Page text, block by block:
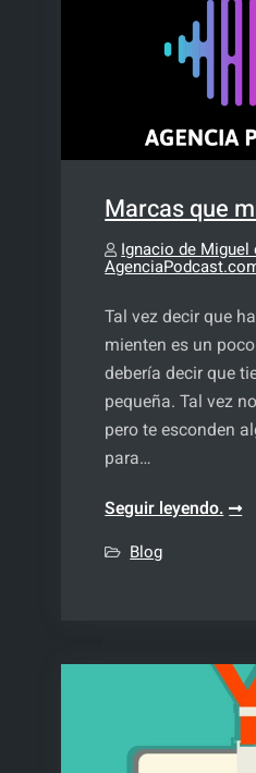
Marcas que
Ignacio de Miguel
Tal vez decir que
mienten es un
debería decir que
pequeña. Tal vez
pero te esconden
para…
Seguir leyendo.
Blog